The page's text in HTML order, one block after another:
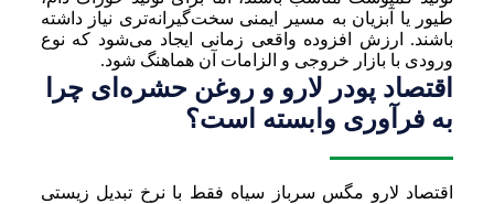
طیور یا آبزیان به مسیر ایمنی سخت‌گیرانه‌تری نیاز داشته
باشند. ارزش افزوده واقعی زمانی ایجاد می‌شود که نوع
ورودی با بازار خروجی و الزامات آن هماهنگ شود.
اقتصاد پودر لارو و روغن حشره‌ای چرا
به فرآوری وابسته است؟
اقتصاد لارو مگس سرباز سیاه فقط با نرخ تبدیل زیستی